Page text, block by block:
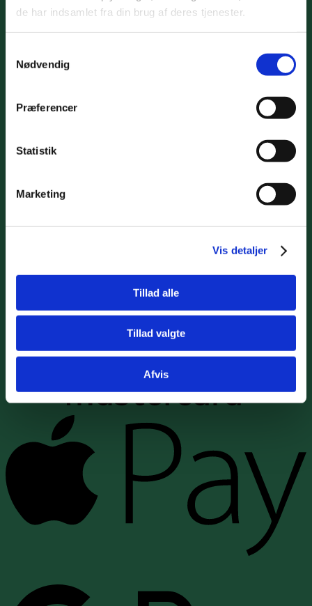
de har indsamlet fra din brug af deres tjenester.
Nødvendig
Præferencer
Statistik
Marketing
Vis detaljer
Tillad alle
Tillad valgte
Afvis